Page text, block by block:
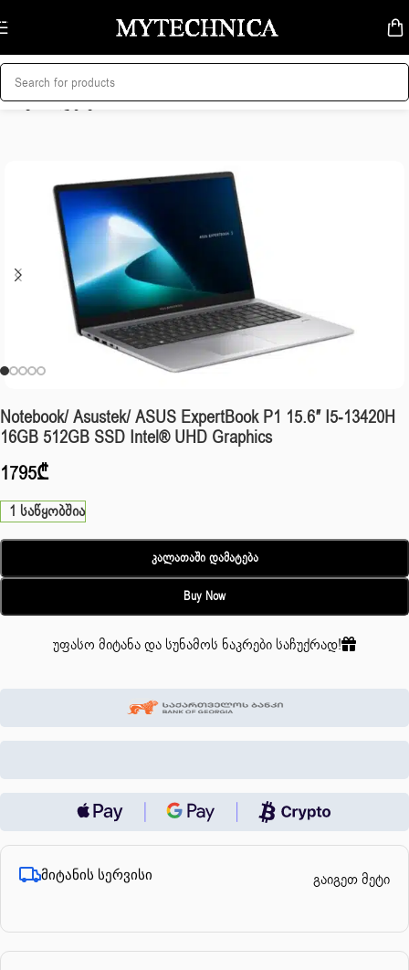
Skip to navigation
Skip to main content
მთავარი/ლეპტოპი
Notebook/ Asustek/ ASUS ExpertBook P1 15.6″ I5-13420H
16GB 512GB SSD Intel® UHD Graphics
1795₾
1 საწყობშია
Კალათაში Დამატება
Buy Now
უფასო მიტანა და სუნამოს ნაკრები საჩუქრად!
მიტანის სერვისი გაიგეთ მეტი